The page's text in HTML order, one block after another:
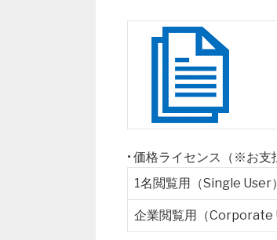
• 価格ライセンス（※お支
1名閲覧用（Single User）
企業閲覧用（Corporate